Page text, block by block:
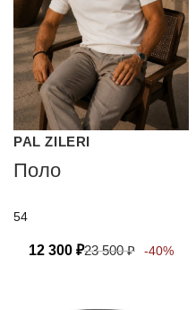
PAL ZILERI
Поло
54
12 300 ₽23 500₽ -40%